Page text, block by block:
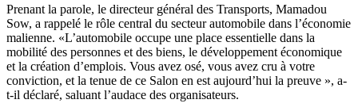
Prenant la parole, le directeur général des Transports, Mamadou
Sow, a rappelé le rôle central du secteur automobile dans l’économie
malienne. «L’automobile occupe une place essentielle dans la
mobilité des personnes et des biens, le développement économique
et la création d’emplois. Vous avez osé, vous avez cru à votre
conviction, et la tenue de ce Salon en est aujourd’hui la preuve », a-
t-il déclaré, saluant l’audace des organisateurs.